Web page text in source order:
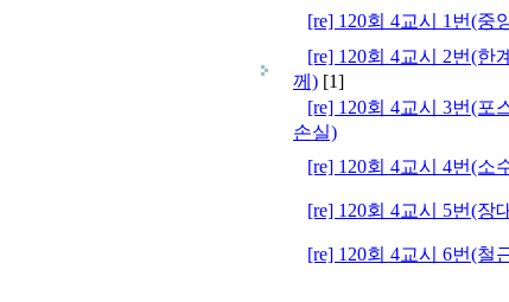
[re] 120회 4교시 1번(중
[re] 120회 4교시 2번(한
께) [1]
[re] 120회 4교시 3번(포
손실)
[re] 120회 4교시 4번(소
[re] 120회 4교시 5번(장
[re] 120회 4교시 6번(철